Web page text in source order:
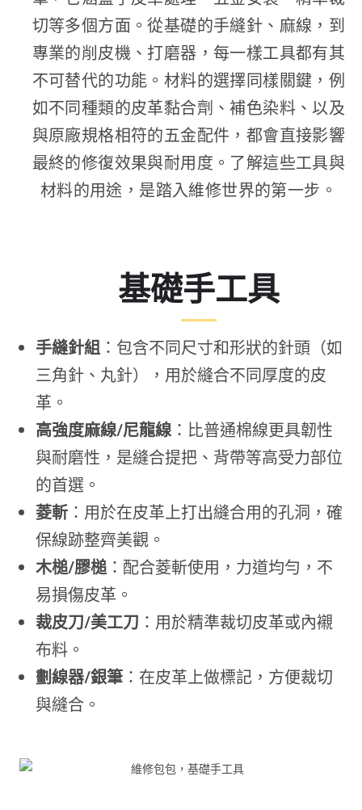
切等多個方面。從基礎的手縫針、麻線，到
專業的削皮機、打磨器，每一樣工具都有其
不可替代的功能。材料的選擇同樣關鍵，例
如不同種類的皮革黏合劑、補色染料、以及
與原廠規格相符的五金配件，都會直接影響
最終的修復效果與耐用度。了解這些工具與
材料的用途，是踏入維修世界的第一步。
基礎手工具
手縫針組 ：包含不同尺寸和形狀的針頭（如
三角針、丸針），用於縫合不同厚度的皮
革。
高強度麻線/尼龍線 ：比普通棉線更具韌性
與耐磨性，是縫合提把、背帶等高受力部位
的首選。
菱斬 ：用於在皮革上打出縫合用的孔洞，確
保線跡整齊美觀。
木槌/膠槌：配合菱斬使用，力道均勻，不
易損傷皮革。
裁皮刀/美工刀 ：用於精準裁切皮革或內襯
布料。
劃線器/銀筆 ：在皮革上做標記，方便裁切
與縫合。